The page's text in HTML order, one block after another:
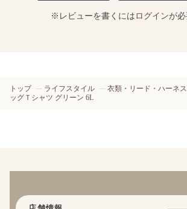
※レビューを書くにはログインが必
トップ ライフスタイル 衣類・リード・ハーネス
ッグＴシャツ グリーン 6L